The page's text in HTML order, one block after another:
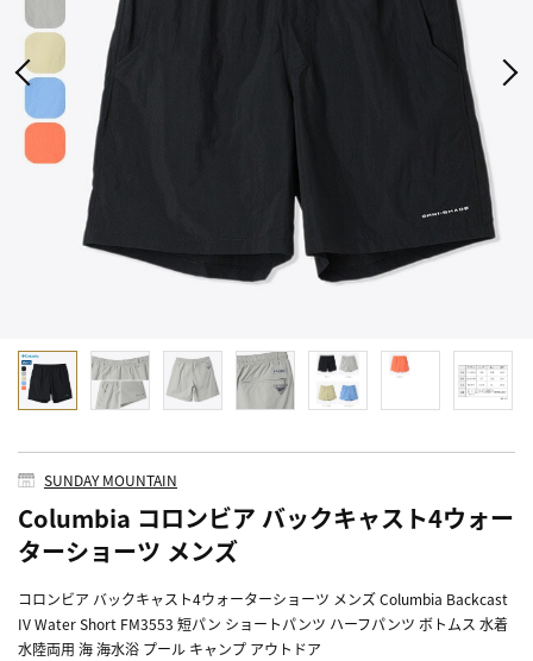
SUNDAY MOUNTAIN
Columbia コロンビア バックキャスト4ウォー
ターショーツ メンズ
コロンビア バックキャスト4ウォーターショーツ メンズ Columbia Backcast
IV Water Short FM3553 短パン ショートパンツ ハーフパンツ ボトムス 水着
水陸両用 海 海水浴 プール キャンプ アウトドア